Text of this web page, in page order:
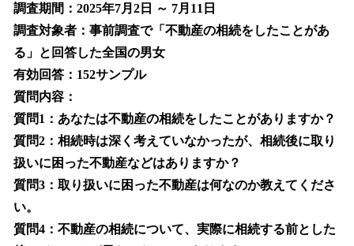
調査期間：2025年7月2日 ～ 7月11日
調査対象者：事前調査で「不動産の相続をしたことがあ
る」と回答した全国の男女
有効回答：152サンプル
質問内容：
質問1：あなたは不動産の相続をしたことがありますか？
質問2：相続時は深く考えていなかったが、相続後に取り
扱いに困った不動産などはありますか？
質問3：取り扱いに困った不動産は何なのか教えてくださ
い。
質問4：不動産の相続について、実際に相続する前とした